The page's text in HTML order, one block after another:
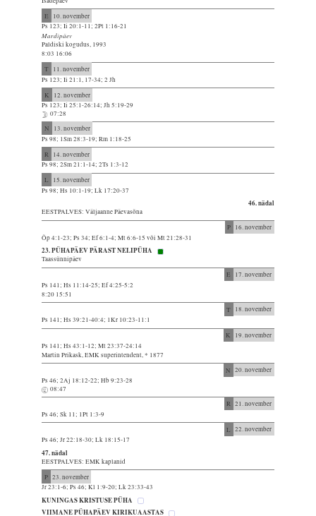
E
10. november
Ps 123; Ii 20:1-11; 2Pt 1:16-21
Mardipäev
Paldiski kogudus, 1993
8:03 16:06
T
11. november
Ps 123; Ii 21:1, 17-34; 2 Jh
K
12. november
Ps 123; Ii 25:1-26:14; Jh 5:19-29
07:28
N
13. november
Ps 98; 1Sm 28:3-19; Rm 1:18-25
R
14. november
Ps 98; 2Sm 21:1-14; 2Ts 1:3-12
L
15. november
Ps 98; Hs 10:1-19; Lk 17:20-37
46. nädal
EESTPALVES: Väljaanne Päevasõna
P 16. november
Õp 4:1-23; Ps 34; Ef 6:1-4; Mt 6:6-15 või Mt 21:28-31
23. PÜHAPÄEV PÄRAST NELIPÜHA
Taassünnipäev
E
17. november
Ps 141; Hs 11:14-25; Ef 4:25-5:2
8:20 15:51
T
18. november
Ps 141; Hs 39:21-40:4; 1Kr 10:23-11:1
K
19. november
Ps 141; Hs 43:1-12; Mt 23:37-24:14
Martin Prikask, EMK superintendent, * 1877
N 20. november
Ps 46; 2Aj 18:12-22; Hb 9:23-28
08:47
R 21. november
Ps 46; Sk 11; 1Pt 1:3-9
L
22. november
Ps 46; Jr 22:18-30; Lk 18:15-17
47. nädal
EESTPALVES: EMK kaplanid
P 23. november
Jr 23:1-6; Ps 46; Kl 1:9-20; Lk 23:33-43
KUNINGAS KRISTUSE PÜHA
VIIMANE PÜHAPÄEV KIRIKUAASTAS